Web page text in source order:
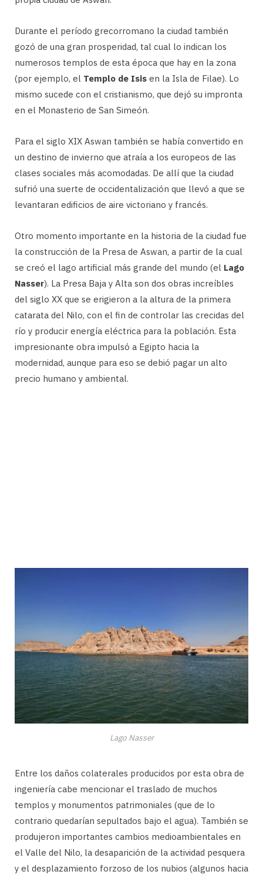
Durante el período grecorromano la ciudad también
gozó de una gran prosperidad, tal cual lo indican los
numerosos templos de esta época que hay en la zona
(por ejemplo, el Templo de Isis en la Isla de Filae). Lo
mismo sucede con el cristianismo, que dejó su impronta
en el Monasterio de San Simeón.
Para el siglo XIX Aswan también se había convertido en
un destino de invierno que atraía a los europeos de las
clases sociales más acomodadas. De allí que la ciudad
sufrió una suerte de occidentalización que llevó a que se
levantaran edificios de aire victoriano y francés.
Otro momento importante en la historia de la ciudad fue
la construcción de la Presa de Aswan, a partir de la cual
se creó el lago artificial más grande del mundo (el Lago
Nasser). La Presa Baja y Alta son dos obras increíbles
del siglo XX que se erigieron a la altura de la primera
catarata del Nilo, con el fin de controlar las crecidas del
río y producir energía eléctrica para la población. Esta
impresionante obra impulsó a Egipto hacia la
modernidad, aunque para eso se debió pagar un alto
precio humano y ambiental.
Lago Nasser
Entre los daños colaterales producidos por esta obra de
ingeniería cabe mencionar el traslado de muchos
templos y monumentos patrimoniales (que de lo
contrario quedarían sepultados bajo el agua). También se
produjeron importantes cambios medioambientales en
el Valle del Nilo, la desaparición de la actividad pesquera
y el desplazamiento forzoso de los nubios (algunos hacia